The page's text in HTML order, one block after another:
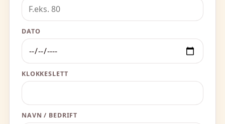
DATO
KLOKKESLETT
NAVN / BEDRIFT